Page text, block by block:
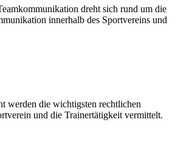
dreht sich rund um die
innerhalb des Sportvereins und
werden die wichtigsten rechtlichen
und die Trainertätigkeit vermittelt.